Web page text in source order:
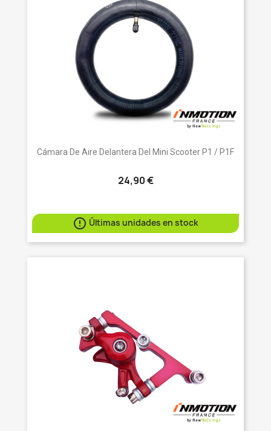
Cámara De Aire Delantera Del Mini Scooter P1 / P1F
24,90 €
 Últimas unidades en stock